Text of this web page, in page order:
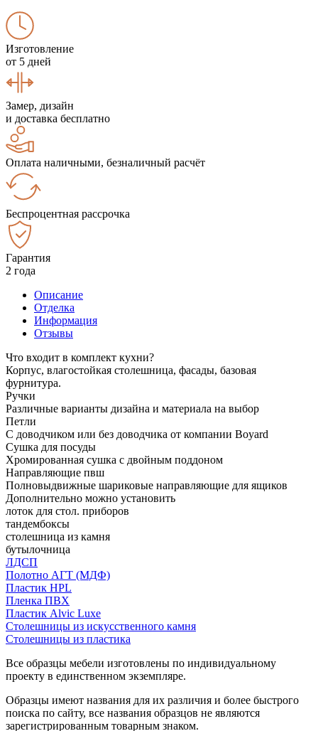
Изготовление
от 5 дней
Замер, дизайн
и доставка бесплатно
Оплата наличными, безналичный расчёт
Беспроцентная рассрочка
Гарантия
2 года
Описание
Отделка
Информация
Отзывы
Что входит в комплект кухни?
Корпус, влагостойкая столешница, фасады, базовая
фурнитура.
Ручки
Различные варианты дизайна и материала на выбор
Петли
С доводчиком или без доводчика от компании Boyard
Сушка для посуды
Хромированная сушка с двойным поддоном
Направляющие пвш
Полновыдвижные шариковые направляющие для ящиков
Дополнительно можно установить
лоток для стол. приборов
тандембоксы
столешница из камня
бутылочница
ЛДСП
Полотно АГТ (МДФ)
Пластик HPL
Пленка ПВХ
Пластик Alvic Luxe
Столешницы из искусственного камня
Столешницы из пластика
Все образцы мебели изготовлены по индивидуальному
проекту в единственном экземпляре.
Образцы имеют названия для их различия и более быстрого
поиска по сайту, все названия образцов не являются
зарегистрированным товарным знаком.